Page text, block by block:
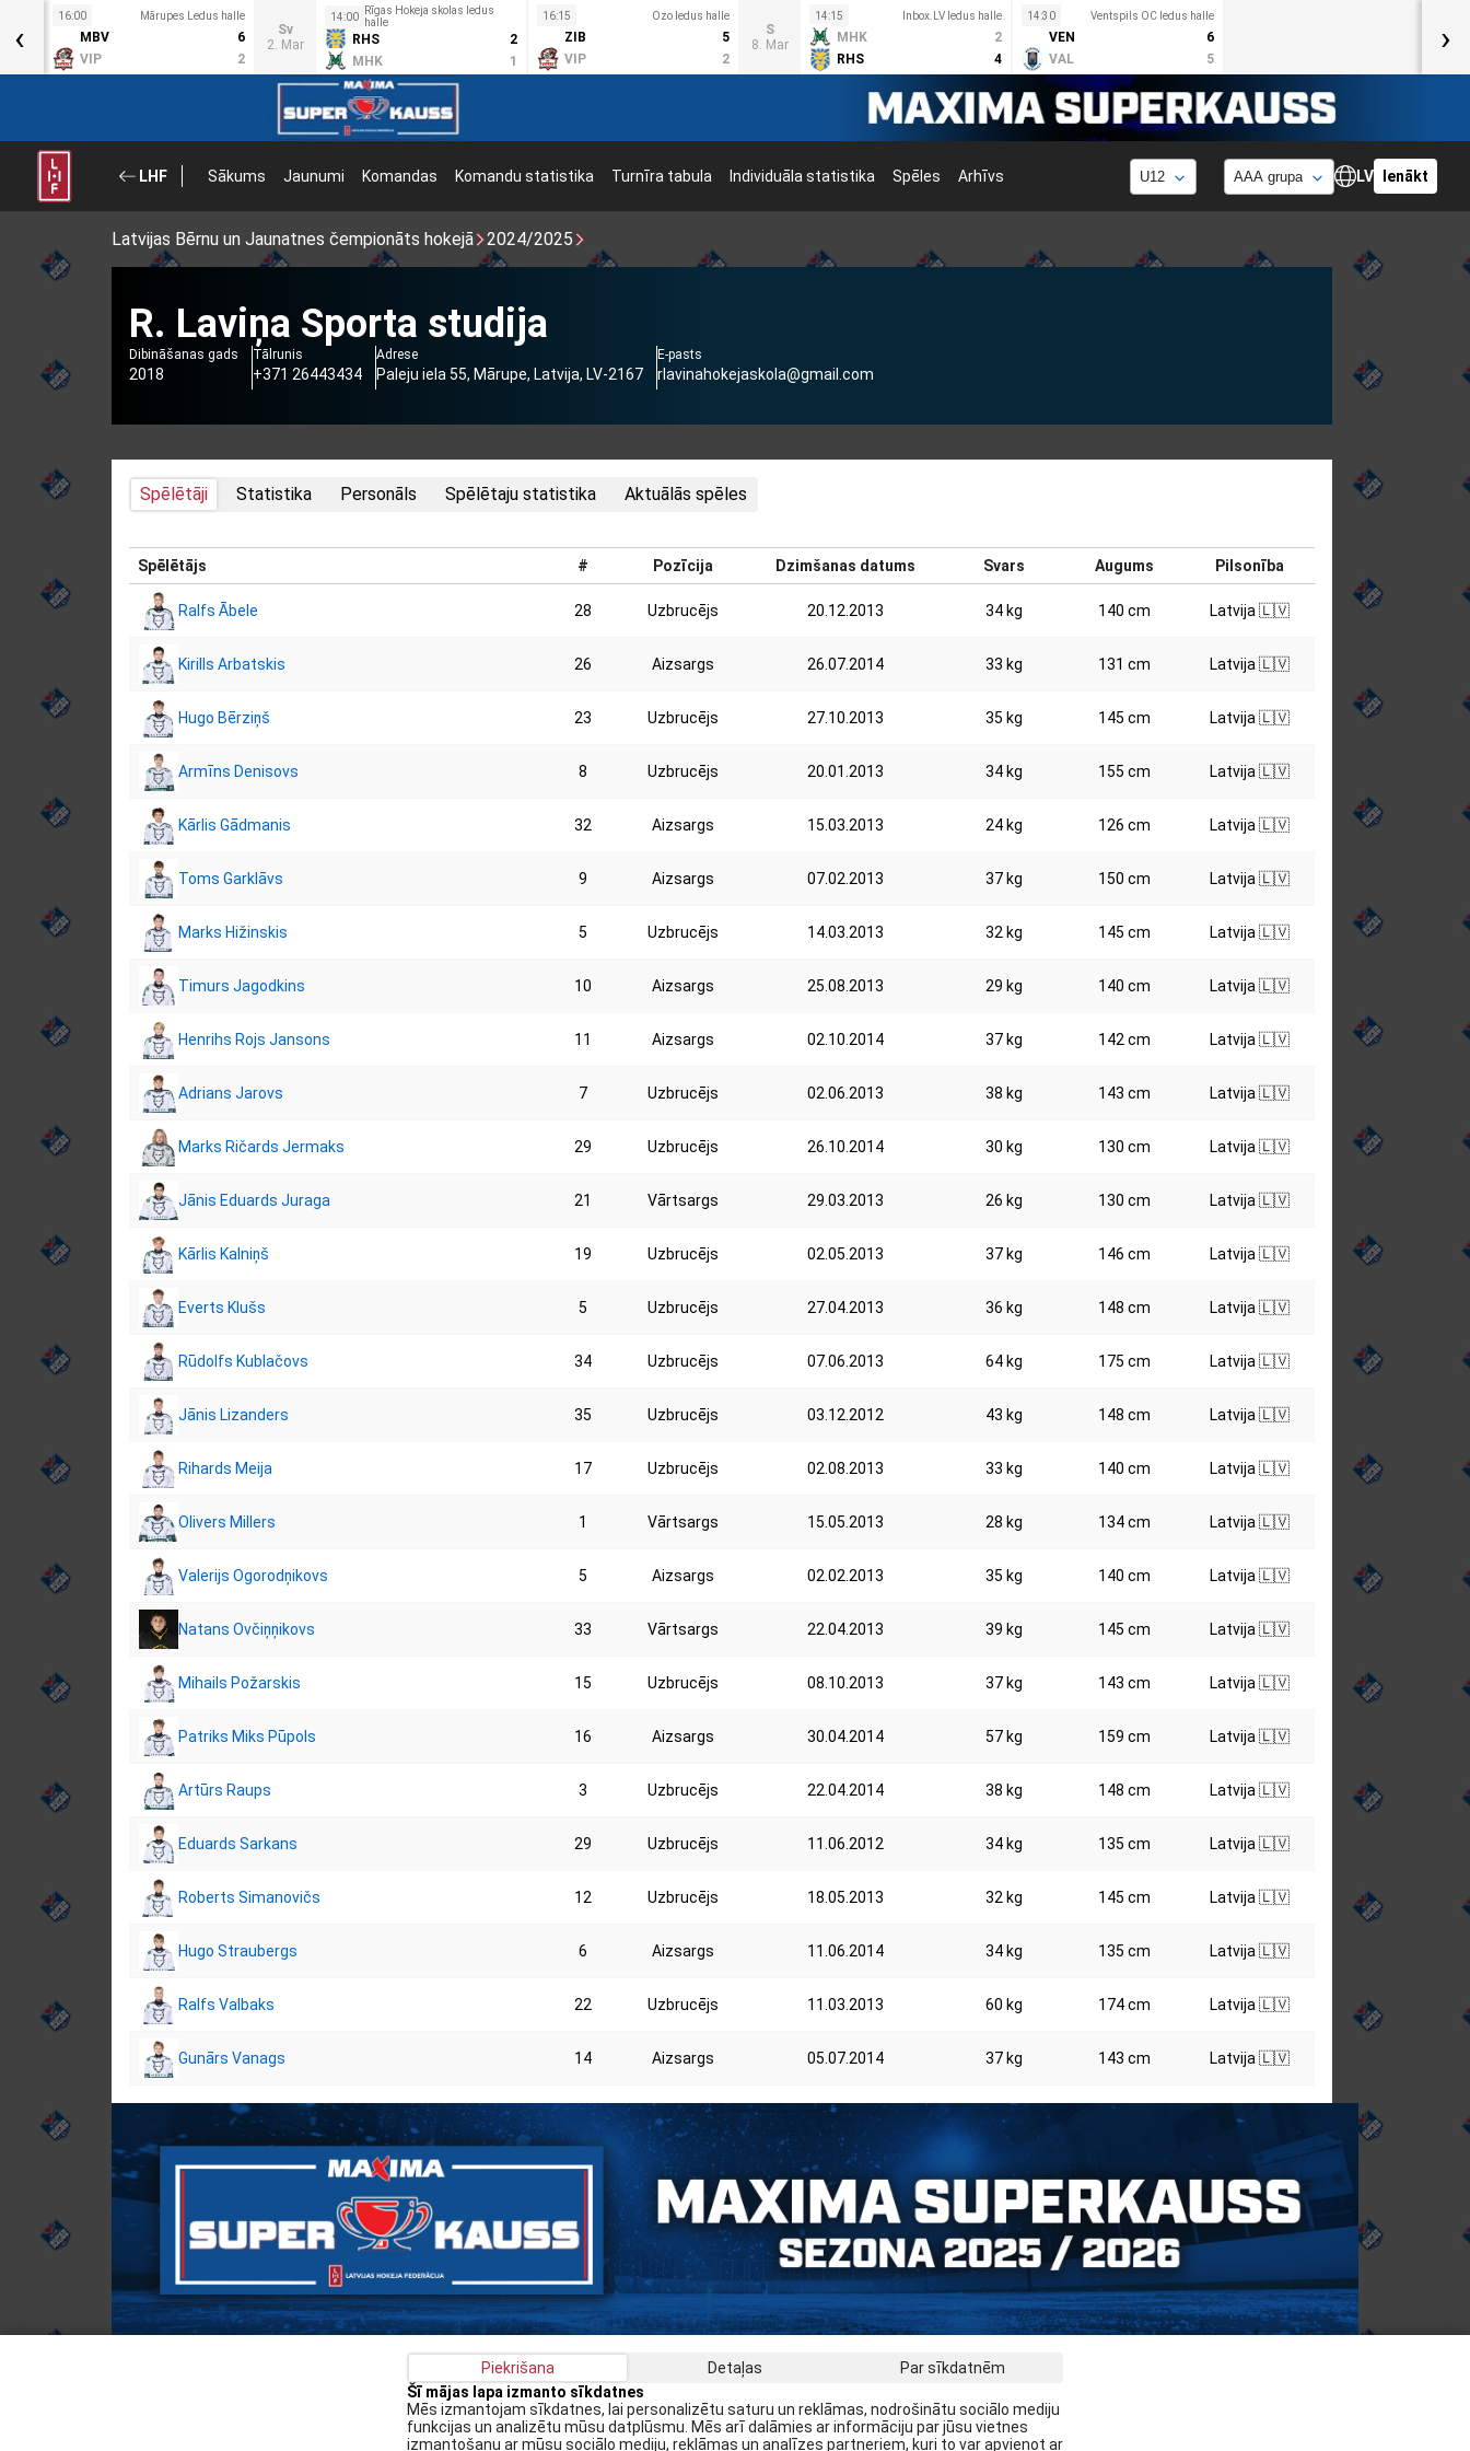
16:00 Mārupes Ledus halle
MBV
6
VIP
2
Sv
2. Mar
14:00
Rīgas Hokeja skolas ledus
halle
RHS
2
MHK
1
16:15 Ozo ledus halle
ZIB
5
VIP
2
S
8. Mar
14:15 Inbox.LV ledus halle
MHK
2
RHS
4
14:30 Ventspils OC ledus halle
VEN
6
VAL
5
‹ ›
LHF Sākums Jaunumi Komandas Komandu statistika Turnīra tabula Individuāla statistika Spēles Arhīvs LV Ienākt
Latvijas Bērnu un Jaunatnes čempionāts hokejā 2024/2025
R. Laviņa Sporta studija
Dibināšanas gads
2018
Tālrunis
+371 26443434
Adrese
Paleju iela 55, Mārupe, Latvija, LV-2167
E-pasts
rlavinahokejaskola@gmail.com
Spēlētāji Statistika Personāls Spēlētaju statistika Aktuālās spēles
Spēlētājs # Pozīcija Dzimšanas datums Svars Augums Pilsonība
Ralfs Ābele 28 Uzbrucējs 20.12.2013 34 kg 140 cm Latvija 🇱🇻
Kirills Arbatskis 26 Aizsargs 26.07.2014 33 kg 131 cm Latvija 🇱🇻
Hugo Bērziņš 23 Uzbrucējs 27.10.2013 35 kg 145 cm Latvija 🇱🇻
Armīns Denisovs 8 Uzbrucējs 20.01.2013 34 kg 155 cm Latvija 🇱🇻
Kārlis Gādmanis 32 Aizsargs 15.03.2013 24 kg 126 cm Latvija 🇱🇻
Toms Garklāvs 9 Aizsargs 07.02.2013 37 kg 150 cm Latvija 🇱🇻
Marks Hižinskis 5 Uzbrucējs 14.03.2013 32 kg 145 cm Latvija 🇱🇻
Timurs Jagodkins 10 Aizsargs 25.08.2013 29 kg 140 cm Latvija 🇱🇻
Henrihs Rojs Jansons 11 Aizsargs 02.10.2014 37 kg 142 cm Latvija 🇱🇻
Adrians Jarovs 7 Uzbrucējs 02.06.2013 38 kg 143 cm Latvija 🇱🇻
Marks Ričards Jermaks 29 Uzbrucējs 26.10.2014 30 kg 130 cm Latvija 🇱🇻
Jānis Eduards Juraga 21 Vārtsargs 29.03.2013 26 kg 130 cm Latvija 🇱🇻
Kārlis Kalniņš 19 Uzbrucējs 02.05.2013 37 kg 146 cm Latvija 🇱🇻
Everts Klušs 5 Uzbrucējs 27.04.2013 36 kg 148 cm Latvija 🇱🇻
Rūdolfs Kublačovs 34 Uzbrucējs 07.06.2013 64 kg 175 cm Latvija 🇱🇻
Jānis Lizanders 35 Uzbrucējs 03.12.2012 43 kg 148 cm Latvija 🇱🇻
Rihards Meija 17 Uzbrucējs 02.08.2013 33 kg 140 cm Latvija 🇱🇻
Olivers Millers 1 Vārtsargs 15.05.2013 28 kg 134 cm Latvija 🇱🇻
Valerijs Ogorodņikovs 5 Aizsargs 02.02.2013 35 kg 140 cm Latvija 🇱🇻
Natans Ovčiņņikovs 33 Vārtsargs 22.04.2013 39 kg 145 cm Latvija 🇱🇻
Mihails Požarskis 15 Uzbrucējs 08.10.2013 37 kg 143 cm Latvija 🇱🇻
Patriks Miks Pūpols 16 Aizsargs 30.04.2014 57 kg 159 cm Latvija 🇱🇻
Artūrs Raups 3 Uzbrucējs 22.04.2014 38 kg 148 cm Latvija 🇱🇻
Eduards Sarkans 29 Uzbrucējs 11.06.2012 34 kg 135 cm Latvija 🇱🇻
Roberts Simanovičs 12 Uzbrucējs 18.05.2013 32 kg 145 cm Latvija 🇱🇻
Hugo Straubergs 6 Aizsargs 11.06.2014 34 kg 135 cm Latvija 🇱🇻
Ralfs Valbaks 22 Uzbrucējs 11.03.2013 60 kg 174 cm Latvija 🇱🇻
Gunārs Vanags 14 Aizsargs 05.07.2014 37 kg 143 cm Latvija 🇱🇻
Sīkdatņu politika
Piekrišana Detaļas
Par sīkdatnēm
Šī mājas lapa izmanto sīkdatnes
Mēs izmantojam sīkdatnes, lai personalizētu saturu un reklāmas, nodrošinātu sociālo mediju
funkcijas un analizētu mūsu datplūsmu. Mēs arī dalāmies ar informāciju par jūsu vietnes
izmantošanu ar mūsu sociālo mediju, reklāmas un analīzes partneriem, kuri to var apvienot ar